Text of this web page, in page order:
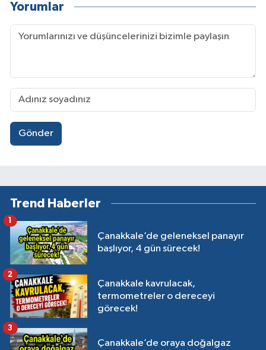
Yorumlar
Gönder
Trend Haberler
Çanakkale’de geleneksel panayır
başlıyor, 4 gün sürecek!
1
Çanakkale kavrulacak,
termometreler o dereceyi
görecek!
2
Çanakkale’de oraya doğalgaz
3